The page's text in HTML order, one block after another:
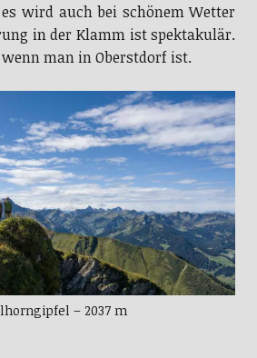
wird auch bei schönem Wetter
in der Klamm ist spektakulär.
man in Oberstdorf ist.
– 2037 m